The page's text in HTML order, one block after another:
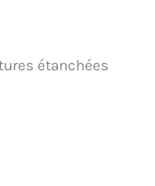
étanchées